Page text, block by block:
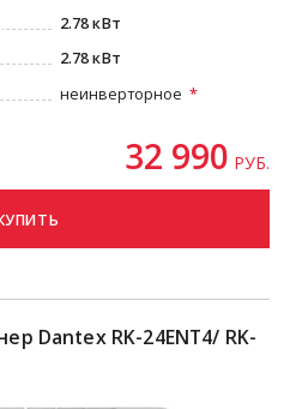
2.78 кВт
2.78 кВт
неинверторное
32 990 РУБ.
Dantex RK-24ENT4/ RK-